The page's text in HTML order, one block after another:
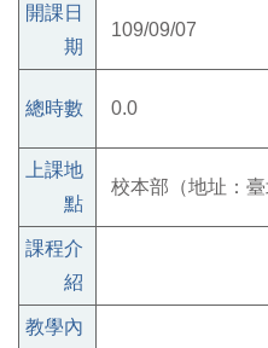
開課日
期
109/09/07
總時數 0.0
上課地
點
校本部（地址：
課程介
紹
教學內